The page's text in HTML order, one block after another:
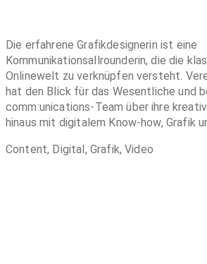
Die erfahrene Grafikdesignerin ist eine
Kommunikationsallrounderin, die die
Onlinewelt zu verknüpfen versteht.
hat den Blick für das Wesentliche und
comm:unications-Team über ihre
hinaus mit digitalem Know-how, Grafik
Content, Digital, Grafik, Video